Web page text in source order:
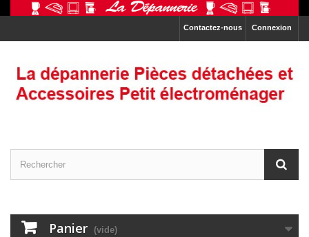
Connexion
Contactez-nous
Panier (vide)